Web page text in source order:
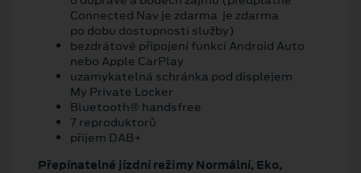
Connected Nav je zdarma je zdarma
po dobu dostupnosti služby)
bezdrátové připojení funkcí Android Auto
nebo Apple CarPlay
uzamykatelná schránka pod displejem
My Private Locker
Bluetooth® handsfree
7 reproduktorů
příjem DAB+
Přepínatelné jízdní režimy Normální, Eko,